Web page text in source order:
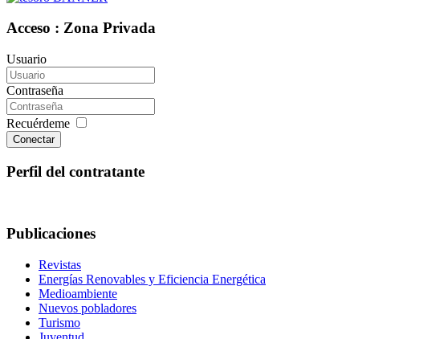
Acceso : Zona Privada
Usuario
Contraseña
Recuérdeme
Conectar
Perfil del contratante
Publicaciones
Revistas
Energías Renovables y Eficiencia Energética
Medioambiente
Nuevos pobladores
Turismo